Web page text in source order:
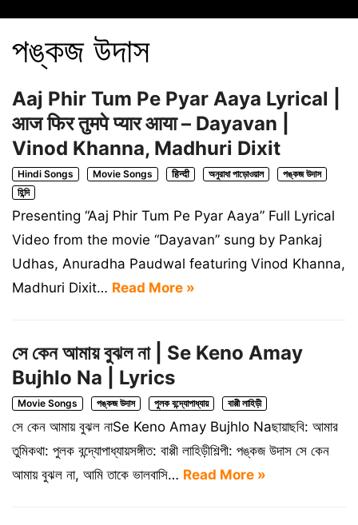
পঙ্কজ উদাস
Aaj Phir Tum Pe Pyar Aaya Lyrical |
आज फिर तुमपे प्यार आया – Dayavan |
Vinod Khanna, Madhuri Dixit
Hindi Songs Movie Songs हिन्दी অনুরাধা পাড়োওয়াল
পঙ্কজ উদাস
হিন্দি
Presenting “Aaj Phir Tum Pe Pyar Aaya” Full Lyrical
Video from the movie “Dayavan” sung by Pankaj
Udhas, Anuradha Paudwal featuring Vinod Khanna,
Madhuri Dixit… Read More »
সে কেন আমায় বুঝল না | Se Keno Amay
Bujhlo Na | Lyrics
Movie Songs পঙ্কজ উদাস পুলক বন্দ্যোপাধ্যায় বাপ্পী লাহিড়ী
সে কেন আমায় বুঝল নাSe Keno Amay Bujhlo Naছায়াছবি: আমার
তুমিকথা: পুলক বন্দ্যোপাধ্যায়সঙ্গীত: বাপ্পী লাহিড়ীশিল্পী: পঙ্কজ উদাস সে কেন
আমায় বুঝল না, আমি তাকে ভালবাসি… Read More »